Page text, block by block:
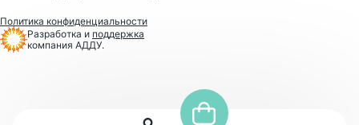
Политика конфиденциальности
Разработка и поддержка
компания АДДУ.